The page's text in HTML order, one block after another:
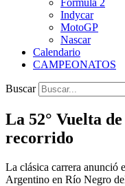
Indycar
MotoGP
Nascar
Calendario
CAMPEONATOS
Buscar
La 52° Vuelta
recorrido
La clásica carrera anunció
Argentino en Río Negro